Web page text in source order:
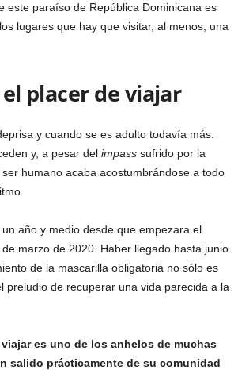
este paraíso de República Dominicana es
lugares que hay que visitar, al menos, una
placer de viajar
y cuando se es adulto todavía más.
y, a pesar del impass sufrido por la
humano acaba acostumbrándose a todo
año y medio desde que empezara el
marzo de 2020. Haber llegado hasta junio
de la mascarilla obligatoria no sólo es
preludio de recuperar una vida parecida a la
viajar es uno de los anhelos de muchas
salido prácticamente de su comunidad